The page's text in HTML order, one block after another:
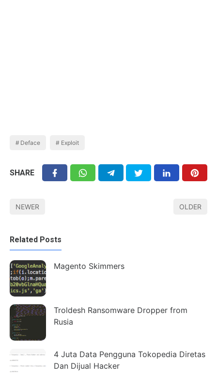
Deface Exploit
SHARE
NEWER OLDER
Related Posts
Magento Skimmers
Troldesh Ransomware Dropper from
Rusia
4 Juta Data Pengguna Tokopedia Diretas
Dan Dijual Hacker